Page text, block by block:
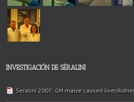
INVESTIGACIÓN DE SÉRALINI
Seralini 2007: GM maize caused liver/